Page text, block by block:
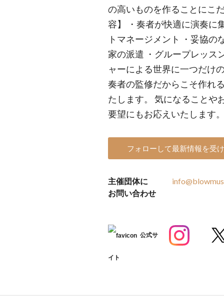
の高いものを作ることにこ
容】 ・奏者が快適に演奏に
トマネージメント ・妥協
家の派遣 ・グループレッス
ャーによる世界に一つだけ
奏者の監修だからこそ作れ
たします。 気になることや
要望にもお応えいたします
フォローして最新情報を受
主催団体に
お問い合わせ
公式サ
イト